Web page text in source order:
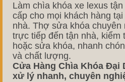
Làm chìa khóa xe lexus
cấp cho mọi khách hàng
nhà. Thợ sửa khóa chuyên
trực tiếp đến tận nhà, kiểm
hoặc sửa khóa, nhanh
và chất lượng.
Cửa Hàng Chìa Khóa Đại
xử lý nhanh, chuyên